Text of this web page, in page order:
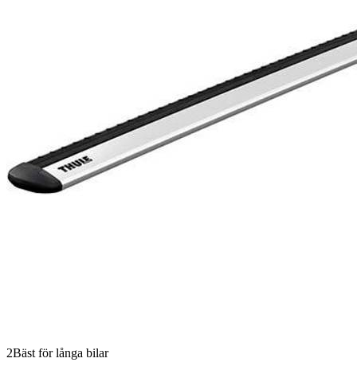
2Bäst för långa bilar